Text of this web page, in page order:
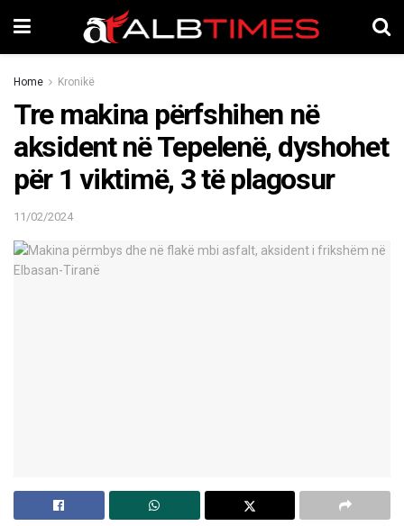
Home Kronikë
Tre makina përfshihen në
aksident në Tepelenë, dyshohet
për 1 viktimë, 3 të plagosur
11/02/2024